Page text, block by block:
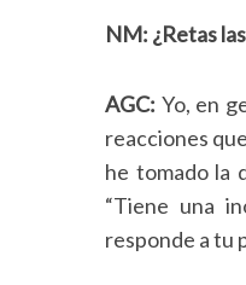
NM: ¿Retas
AGC: Yo, en
reacciones
he tomado la
“Tiene una
responde a tu